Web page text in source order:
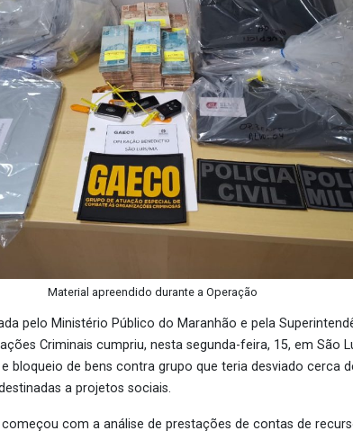
Material apreendido durante a Operação
pelo Ministério Público do Maranhão e pela
Criminais cumpriu, nesta segunda-feira, 15, em São
bloqueio de bens contra grupo que teria desviado cerca
a projetos sociais.
com a análise de prestações de contas de